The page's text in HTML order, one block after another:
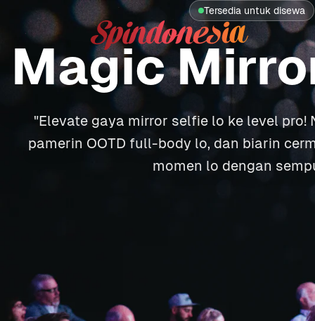
Solar Tech Logo
Tersedia untuk disewa
Magic
"Elevate gaya mirror selfie lo ke level pro!
pamerin OOTD full-body lo, dan biarin
momen lo dengan